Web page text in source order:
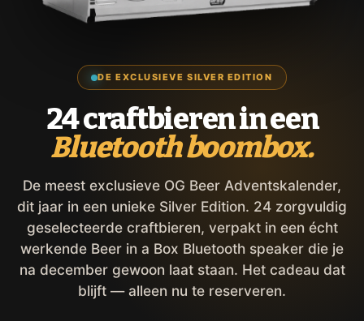
DE EXCLUSIEVE SILVER EDITION
24 craftbieren in een
Bluetooth boombox.
De meest exclusieve OG Beer Adventskalender,
dit jaar in een unieke Silver Edition. 24 zorgvuldig
geselecteerde craftbieren, verpakt in een écht
werkende Beer in a Box Bluetooth speaker die je
na december gewoon laat staan. Het cadeau dat
blijft — alleen nu te reserveren.